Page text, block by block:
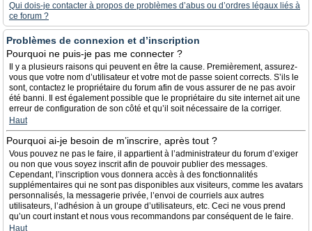
Qui dois-je contacter à propos de problèmes d’abus ou d’ordres légaux liés à
ce forum ?
Problèmes de connexion et d’inscription
Pourquoi ne puis-je pas me connecter ?
Il y a plusieurs raisons qui peuvent en être la cause. Premièrement, assurez-
vous que votre nom d’utilisateur et votre mot de passe soient corrects. S’ils le
sont, contactez le propriétaire du forum afin de vous assurer de ne pas avoir
été banni. Il est également possible que le propriétaire du site internet ait une
erreur de configuration de son côté et qu’il soit nécessaire de la corriger.
Haut
Pourquoi ai-je besoin de m’inscrire, après tout ?
Vous pouvez ne pas le faire, il appartient à l’administrateur du forum d’exiger
ou non que vous soyez inscrit afin de pouvoir publier des messages.
Cependant, l’inscription vous donnera accès à des fonctionnalités
supplémentaires qui ne sont pas disponibles aux visiteurs, comme les avatars
personnalisés, la messagerie privée, l’envoi de courriels aux autres
utilisateurs, l’adhésion à un groupe d’utilisateurs, etc. Ceci ne vous prend
qu’un court instant et nous vous recommandons par conséquent de le faire.
Haut